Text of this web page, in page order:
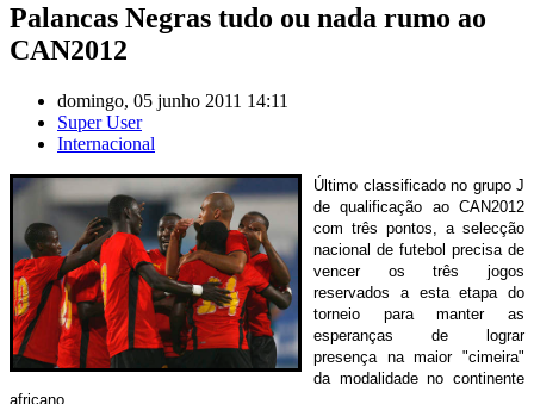
Palancas Negras tudo ou nada rumo ao
CAN2012
domingo, 05 junho 2011 14:11
Super User
Internacional
Último classificado no grupo J
de qualificação ao CAN2012
com três pontos, a selecção
nacional de futebol precisa de
vencer os três jogos
reservados a esta etapa do
torneio para manter as
esperanças de lograr
presença na maior "cimeira"
da modalidade no continente
africano.